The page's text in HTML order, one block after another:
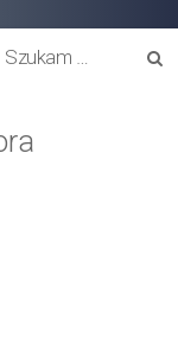
Szukam wspólnika / inwestora